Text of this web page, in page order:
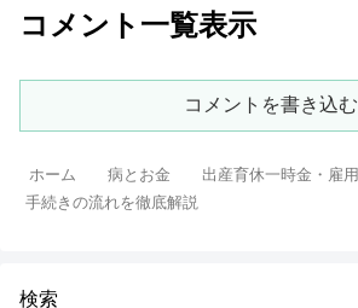
コメント一覧表示
コメントを書き込む
ホーム 病とお金
出産育休一時金・雇
手続きの流れを徹底解説
検索